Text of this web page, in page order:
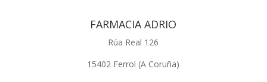
FARMACIA ADRIO
Rúa Real 126
15402 Ferrol (A Coruña)